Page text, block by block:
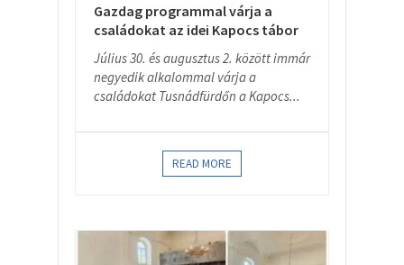
Gazdag programmal várja a
családokat az idei Kapocs tábor
Július 30. és augusztus 2. között immár
negyedik alkalommal várja a
családokat Tusnádfürdőn a Kapocs...
READ MORE